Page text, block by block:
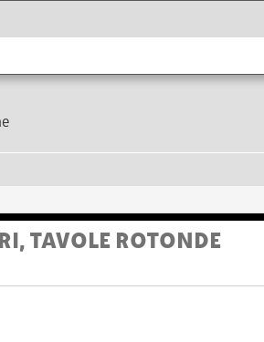
TAVOLE ROTONDE